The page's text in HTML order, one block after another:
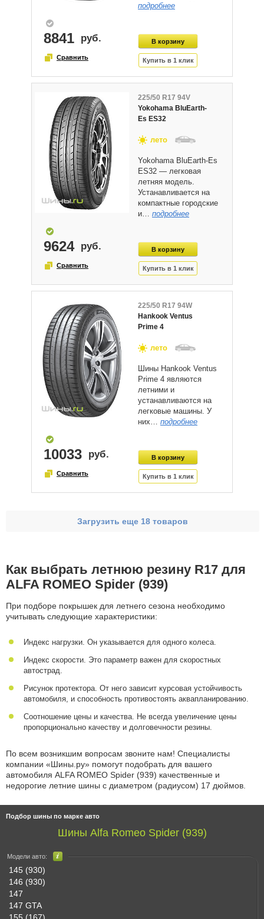
Подбор шины по марке авто
Шины Alfa Romeo Spider (939)
Модели авто:
145 (930)
146 (930)
147
147 GTA
подробнее
8841
225/50 R17 94V
Yokohama BluEarth-
Es ES32
лето
Yokohama BluEarth-Es
ES32 — легковая
летняя модель.
Устанавливается на
компактные городские
и… подробнее
9624
225/50 R17 94W
Hankook Ventus
Prime 4
лето
Шины Hankook Ventus
Prime 4 являются
летними и
устанавливаются на
легковые машины. У
них… подробнее
10033
Загрузить еще 18 товаров
Как выбрать летнюю резину R17 для
ALFA ROMEO Spider (939)
При подборе покрышек для летнего сезона необходимо
учитывать следующие характеристики:
Индекс нагрузки. Он указывается для одного колеса.
Индекс скорости. Это параметр важен для скоростных
автострад.
Рисунок протектора. От него зависит курсовая устойчивость
автомобиля, и способность противостоять аквапланированию.
Соотношение цены и качества. Не всегда увеличение цены
пропорционально качеству и долговечности резины.
По всем возникшим вопросам звоните нам! Специалисты
компании «Шины.ру» помогут подобрать для вашего
автомобиля ALFA ROMEO Spider (939) качественные и
недорогие летние шины с диаметром (радиусом) 17 дюймов.